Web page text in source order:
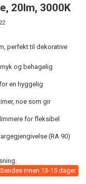
20lm, 3000K
perfekt til dekorative
og behagelig
en hyggelig
noe som gir
for fleksibel
(RA 90)
Sendes innen 13-15 dager